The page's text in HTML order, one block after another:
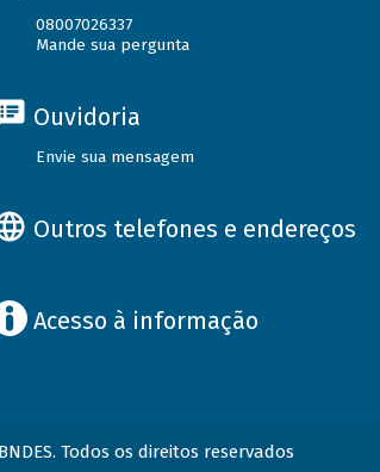
08007026337
Mande sua pergunta
Ouvidoria
Envie sua mensagem
Outros telefones e endereços
Acesso à informação
Todos os direitos reservados